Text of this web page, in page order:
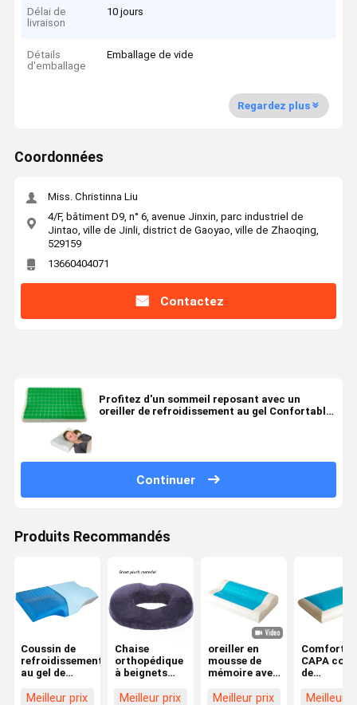
Délai de
livraison
10 jours
Détails
d'emballage
Emballage de vide
Regardez plus
Coordonnées
Miss. Christinna Liu
4/F, bâtiment D9, n° 6, avenue Jinxin, parc industriel de
Jintao, ville de Jinli, district de Gaoyao, ville de Zhaoqing,
529159
13660404071
Contactez
Profitez d'un sommeil reposant avec un
oreiller de refroidissement au gel Confortable,
Continuer
Produits Recommandés
Coussin de
refroidissement
au gel de
cou
Meilleur prix
Chaise
orthopédique
à beignets
de
Meilleur prix
oreiller en
mousse de
mémoire avec
refroidissement
Meilleur prix
Comfort
CAPA
de
par gel
Meilleur